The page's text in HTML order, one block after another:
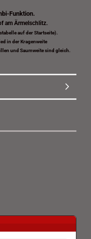
Funktion.
am Ärmelschlitz.
auf der Startseite).
in der Kragenweite
und Saumweite sind gleich.